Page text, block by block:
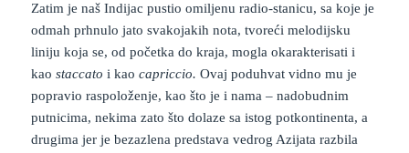
Zatim je naš Indijac pustio omiljenu radio-stanicu, sa koje je
odmah prhnulo jato svakojakih nota, tvoreći melodijsku
liniju koja se, od početka do kraja, mogla okarakterisati i
kaostaccatoi kaocapriccio.Ovaj poduhvat vidno mu je
popravio raspoloženje, kao što je i nama – nadobudnim
putnicima, nekima zato što dolaze sa istog potkontinenta, a
drugima jer je bezazlena predstava vedrog Azijata razbila